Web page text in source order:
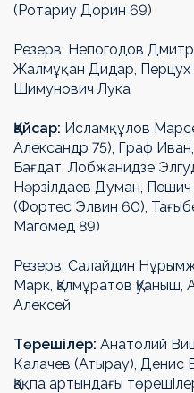
(Ротариу Дорин 69)
Резерв: Непогодов
Жалмұқан Дидар, Перцух
Шимунович Лука
Қайсар: Исламқұлов
Александр 75), Граф Иван,
Бағдат, Лобжанидзе
Нәрзілдаев Думан,
(Фортес Элвин 60),
Магомед 89)
Резерв: Салайдин
Марк, Қалмұратов
Алексей
Төрешілер: Анатолий
Калачев (Атырау), Денис
Қақпа артындағы